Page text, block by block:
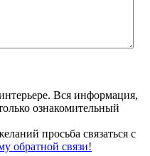
Вся информация,
ознакомительный
просьба связаться с
обратной связи!